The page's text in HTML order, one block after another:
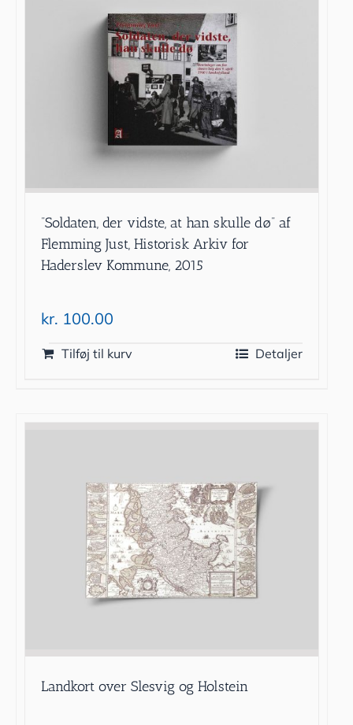
”Soldaten, der vidste, at han skulle dø” af
Flemming Just, Historisk Arkiv for
Haderslev Kommune, 2015
kr. 100.00
Tilføj til kurv Detaljer
Landkort over Slesvig og Holstein